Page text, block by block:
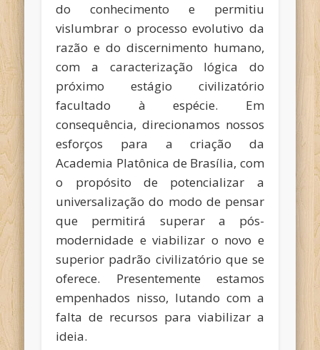
do conhecimento e permitiu
vislumbrar o processo evolutivo da
razão e do discernimento humano,
com a caracterização lógica do
próximo estágio civilizatório
facultado à espécie. Em
consequência, direcionamos nossos
esforços para a criação da
Academia Platônica de Brasília, com
o propósito de potencializar a
universalização do modo de pensar
que permitirá superar a pós-
modernidade e viabilizar o novo e
superior padrão civilizatório que se
oferece. Presentemente estamos
empenhados nisso, lutando com a
falta de recursos para viabilizar a
ideia.